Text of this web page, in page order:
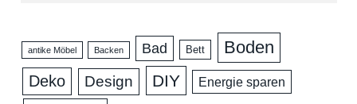
antike Möbel Backen Bad Bett Boden
Deko Design DIY Energie sparen